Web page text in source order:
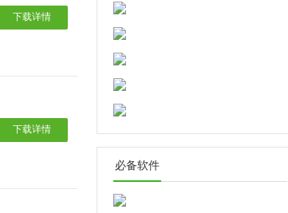
下载详情
下载详情
淘宝标题优化助手v1.0绿色版
网易闪电邮V2.4.1.30官方版
FlashFXPv5.4.0.3970中文免费
版
必备软件